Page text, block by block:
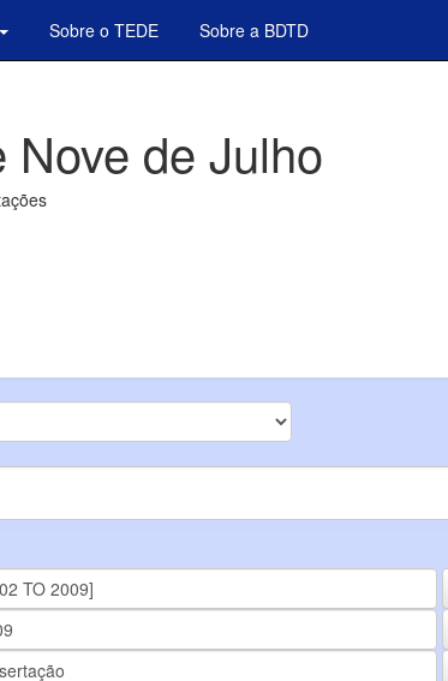
Sobre o TEDE Sobre a BDTD
Nove de Julho